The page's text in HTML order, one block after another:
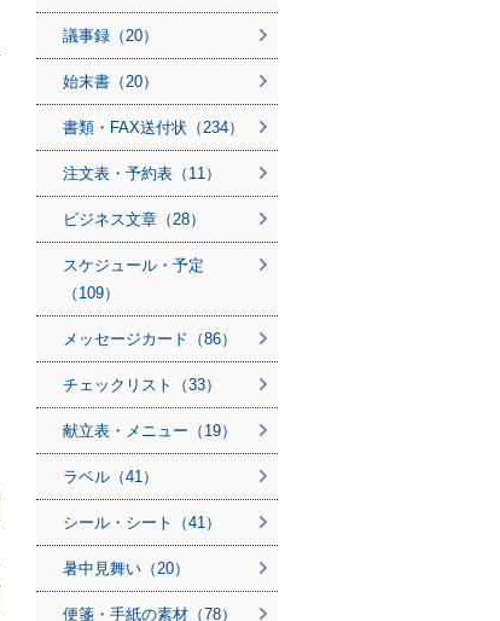
議事録（20）
始末書（20）
書類・FAX送付状（234）
注文表・予約表（11）
ビジネス文章（28）
スケジュール・予定
（109）
メッセージカード（86）
チェックリスト（33）
献立表・メニュー（19）
ラベル（41）
シール・シート（41）
暑中見舞い（20）
便箋・手紙の素材（78）